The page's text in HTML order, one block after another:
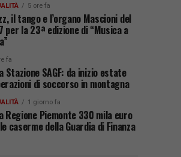
5 ore fa
il tango e l’organo Mascioni del
per la 23ª edizione di “Musica a
fa
Stazione SAGF: da inizio estate
di soccorso in montagna
1 giorno fa
Regione Piemonte 330 mila euro
caserme della Guardia di Finanza